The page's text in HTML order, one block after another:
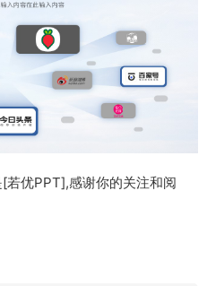
若优PPT],感谢你的关注和阅